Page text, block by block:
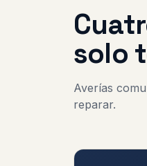
solo
Averías
reparar.